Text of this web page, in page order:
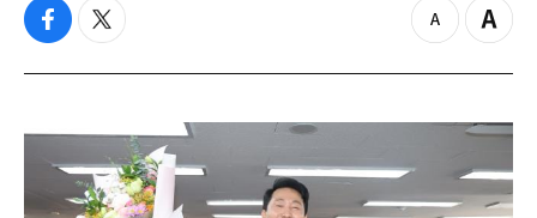
f
c
o
t
i
e
r
z
o
o
Z
o
i
n